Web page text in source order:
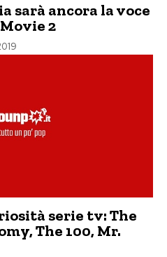
sarà ancora la voce
2
serie tv: The
The 100, Mr.